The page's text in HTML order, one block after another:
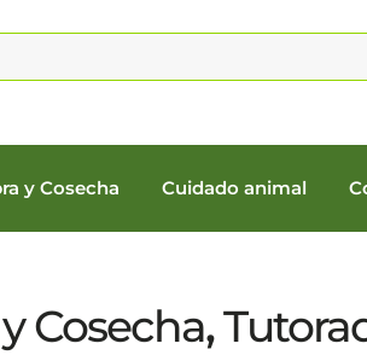
y Cosecha Cuidado animal
Cosecha,